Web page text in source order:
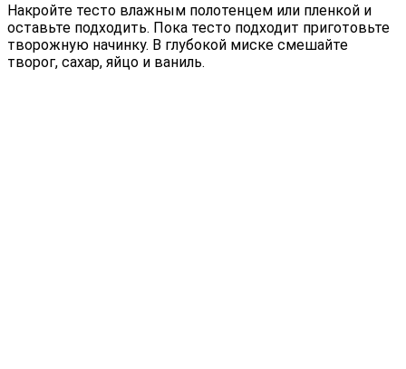
Накройте тесто влажным полотенцем или пленкой и
оставьте подходить. Пока тесто подходит приготовьте
творожную начинку. В глубокой миске смешайте
творог, сахар, яйцо и ваниль.